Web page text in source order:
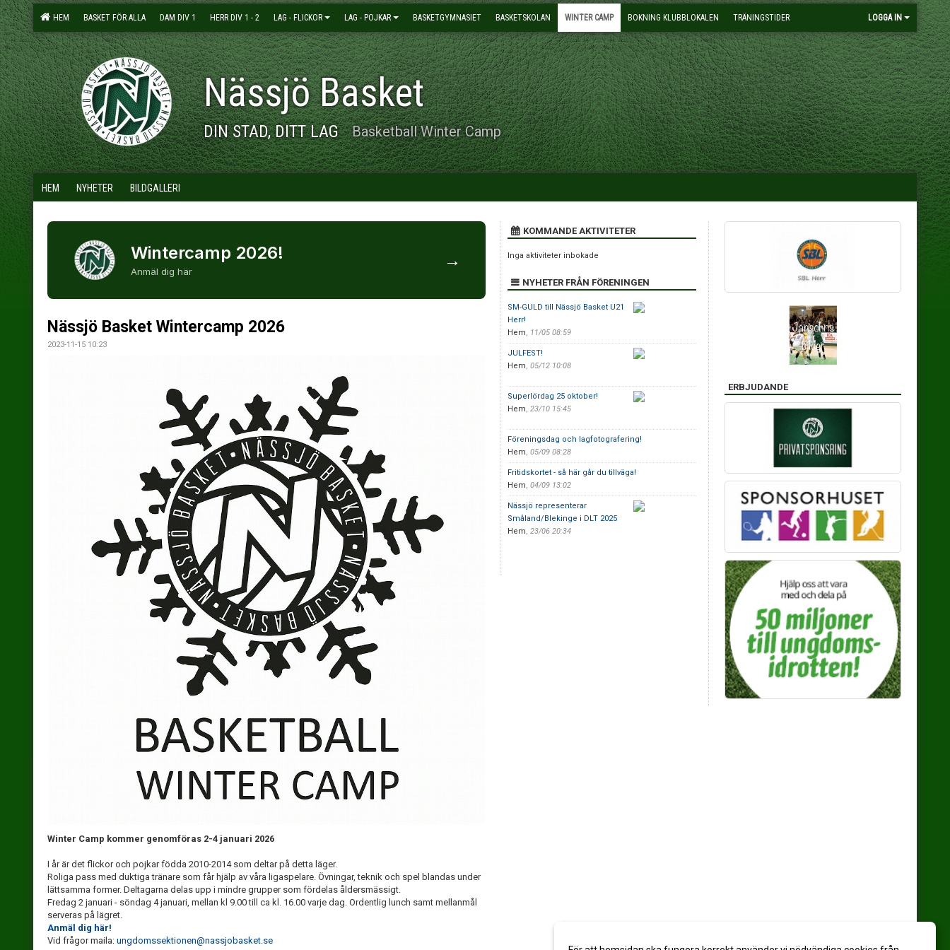
HEM BASKET FÖR ALLA DAM DIV 1 HERR DIV 1 - 2 LAG - FLICKOR LAG - POJKAR BASKETGYMNASIET BASKETSKOLAN WINTER CAMP BOKNING KLUBBLOKALEN TRÄNINGSTIDER LOGGA IN
Nässjö Basket
DIN STAD, DITT LAG Basketball Winter Camp
HEM NYHETER BILDGALLERI
Wintercamp 2026!
Anmäl dig här
→
Nässjö Basket Wintercamp 2026
2023-11-15 10:23
Winter Camp kommer genomföras 2-4 januari 2026
I år är det flickor och pojkar födda 2010-2014 som deltar på detta läger.
Roliga pass med duktiga tränare som får hjälp av våra ligaspelare. Övningar, teknik och spel blandas under
lättsamma former. Deltagarna delas upp i mindre grupper som fördelas åldersmässigt.
Fredag 2 januari - söndag 4 januari, mellan kl 9.00 till ca kl. 16.00 varje dag. Ordentlig lunch samt mellanmål
serveras på lägret.
Anmäl dig här!
Vid frågor maila: ungdomssektionen@nassjobasket.se
KOMMANDE AKTIVITETER
Inga aktiviteter inbokade
NYHETER FRÅN FÖRENINGEN
SM-GULD till Nässjö Basket U21
Herr!
Hem, 11/05 08:59
JULFEST!
Hem, 05/12 10:08
Superlördag 25 oktober!
Hem, 23/10 15:45
Föreningsdag och lagfotografering!
Hem, 05/09 08:28
Fritidskortet - så här går du tillväga!
Hem, 04/09 13:02
Nässjö representerar
Småland/Blekinge i DLT 2025
Hem, 23/06 20:34
ERBJUDANDE